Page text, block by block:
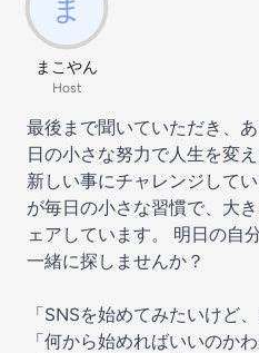
まこやん
Host
最後まで聞いていただき、
日の小さな努力で人生を
新しい事にチャレンジして
が毎日の小さな習慣で、大
ェアしています。 明日の自
一緒に探しませんか？
「SNSを始めてみたいけど
「何から始めればいいのかわ